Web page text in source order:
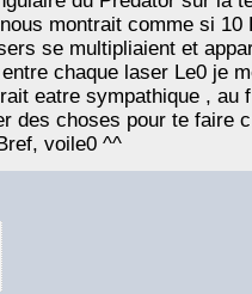
montrait comme si 10
se multipliaient et
chaque laser Le0 je
eatre sympathique , au
des choses pour te faire
voile0 ^^